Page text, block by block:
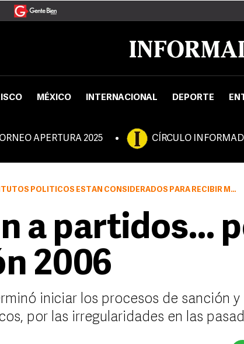
MÉXICO INTERNACIONAL DEPORTE
APERTURA 2025 CÍRCULO
POLÍTICOS ESTÁN CONSIDERADOS PARA RECIBIR MULTAS
a partidos...
2006
iniciar los procesos de sanción
por las irregularidades en las